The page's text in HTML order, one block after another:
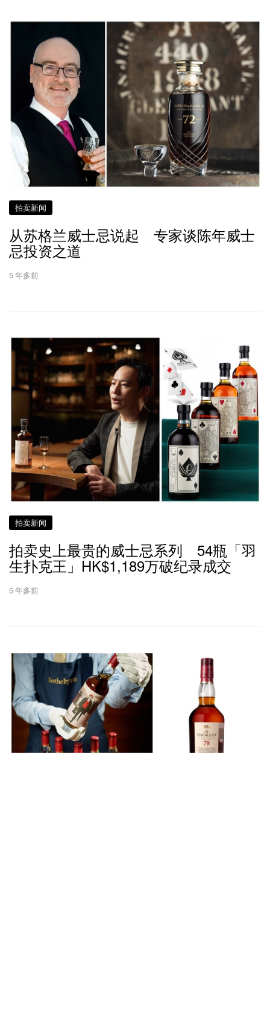
拍卖新闻
从苏格兰威士忌说起 专家谈陈年威士
忌投资之道
5 年多前
拍卖新闻
拍卖史上最贵的威士忌系列 54瓶「羽
生扑克王」HK$1,189万破纪录成交
5 年多前